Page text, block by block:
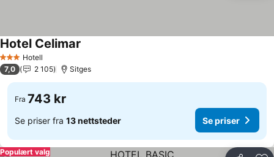
3 StjernerHotell
Hotel Celimar
7,0 2 105 Sitges
Fra 743 kr
Se priser fra 13 nettsteder Se priser
Populært valg